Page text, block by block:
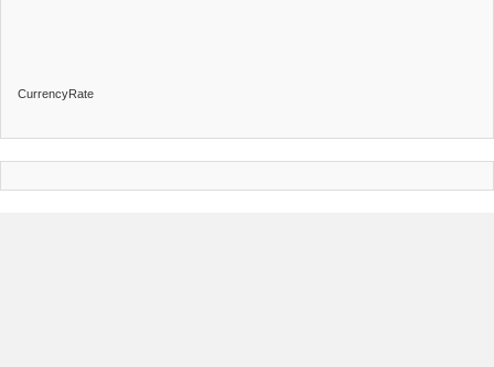
CurrencyRate